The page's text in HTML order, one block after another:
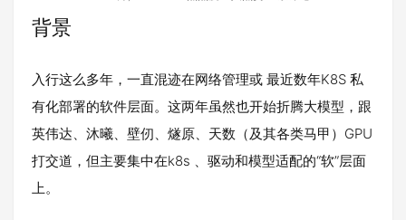
背景
入行这么多年，一直混迹在网络管理或 最近数年K8S 私
有化部署的软件层面。这两年虽然也开始折腾大模型，跟
英伟达、沐曦、壁仞、燧原、天数（及其各类马甲）GPU
打交道，但主要集中在k8s 、驱动和模型适配的“软”层面
上。